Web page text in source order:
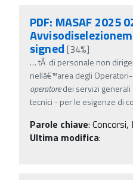
PDF: MASAF 2025
signed [34%]
…tÃ di personale non
nellâ€™area degli
operatoredei servizi generali
tecnici - per le esigenze di
Parole chiave:
Ultima modifica: